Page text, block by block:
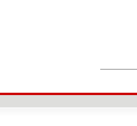
宣讲
健全
学用结
成效体